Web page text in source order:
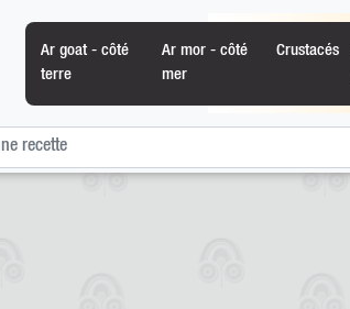
Ar goat - côté
terre
Ar mor - côté
mer
Crustacés